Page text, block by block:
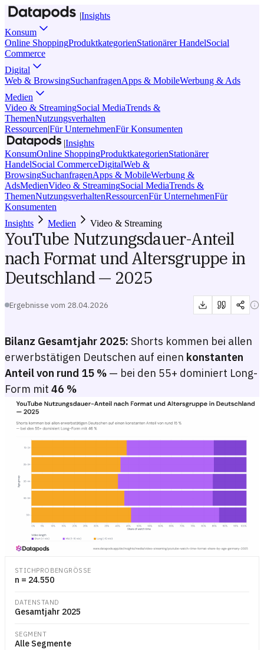
|Insights
Konsum
Online ShoppingProduktkategorienStationärer HandelSocial
Commerce
Digital
Web & BrowsingSuchanfragenApps & MobileWerbung & Ads
Medien
Video & StreamingSocial MediaTrends &
ThemenNutzungsverhalten
Ressourcen|Für UnternehmenFür Konsumenten
|Insights
KonsumOnline ShoppingProduktkategorienStationärer
HandelSocial CommerceDigitalWeb &
BrowsingSuchanfragenApps & MobileWerbung &
AdsMedienVideo & StreamingSocial MediaTrends &
ThemenNutzungsverhaltenRessourcenFür UnternehmenFür
Konsumenten
Insights
Medien Video & Streaming
YouTube Nutzungsdauer-Anteil
nach Format und Altersgruppe in
Deutschland — 2025
Ergebnisse vom 28.04.2026
Bilanz Gesamtjahr 2025: Shorts kommen bei allen
erwerbstätigen Deutschen auf einen konstanten
Anteil von rund 15 % — bei den 55+ dominiert Long-
Form mit 46 %
YouTube Nutzungsdauer-Anteil nach Format und Altersgruppe in
Gestapeltes Balkendiagramm mit dem Anteil der gesamten
STICHPROBENGRÖSSE
n = 24.550
DATENSTAND
Gesamtjahr 2025
SEGMENT
Alle Segmente